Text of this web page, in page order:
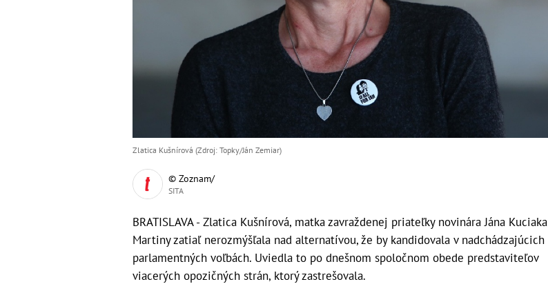
Zlatica Kušnírová (Zdroj: Topky/Ján Zemiar)
© Zoznam/
SITA
BRATISLAVA - Zlatica Kušnírová, matka zavraždenej priateľky novinára Jána Kuciaka
Martiny zatiaľ nerozmýšľala nad alternatívou, že by kandidovala v nadchádzajúcich
parlamentných voľbách. Uviedla to po dnešnom spoločnom obede predstaviteľov
viacerých opozičných strán, ktorý zastrešovala.